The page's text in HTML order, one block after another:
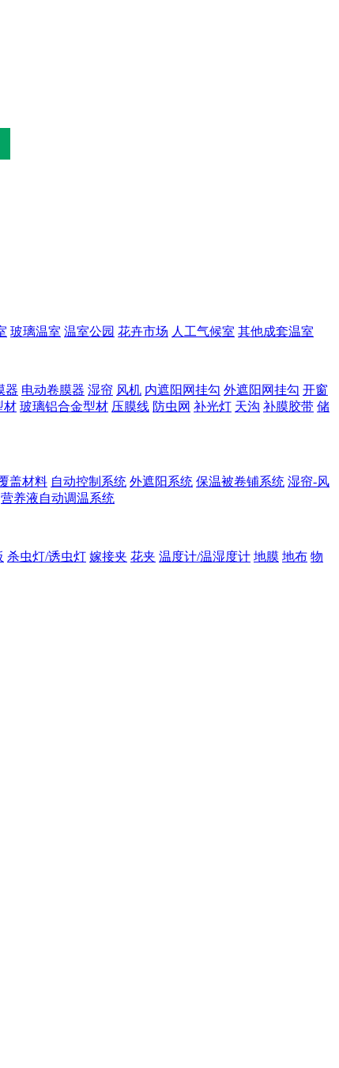
玻璃温室 温室公园 花卉市场 人工气候室 其他成套温室
器 电动卷膜器 湿帘 风机 内遮阳网挂勾 外遮阳网挂勾 开窗
材 玻璃铝合金型材 压膜线 防虫网 补光灯 天沟 补膜胶带 储
盖材料 自动控制系统 外遮阳系统 保温被卷铺系统 湿帘-风
营养液自动调温系统
杀虫灯/诱虫灯 嫁接夹 花夹 温度计/温湿度计 地膜 地布 物